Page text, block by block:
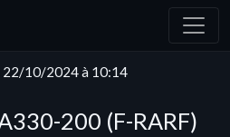
22/10/2024 à 10:14
200 (F-RARF)